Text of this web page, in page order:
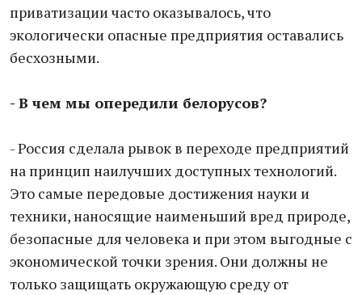
приватизации часто оказывалось, что
экологически опасные предприятия оставались
бесхозными.
- В чем мы опередили белорусов?
- Россия сделала рывок в переходе предприятий
на принцип наилучших доступных технологий.
Это самые передовые достижения науки и
техники, наносящие наименьший вред природе,
безопасные для человека и при этом выгодные с
экономической точки зрения. Они должны не
только защищать окружающую среду от